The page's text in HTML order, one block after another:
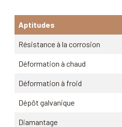
Aptitudes
Résistance à la corrosion
Déformation à chaud
Déformation à froid
Dépôt galvanique
Diamantage